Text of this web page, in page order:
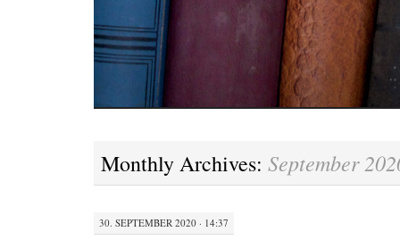
Monthly Archives: September
30. SEPTEMBER 2020 · 14:37